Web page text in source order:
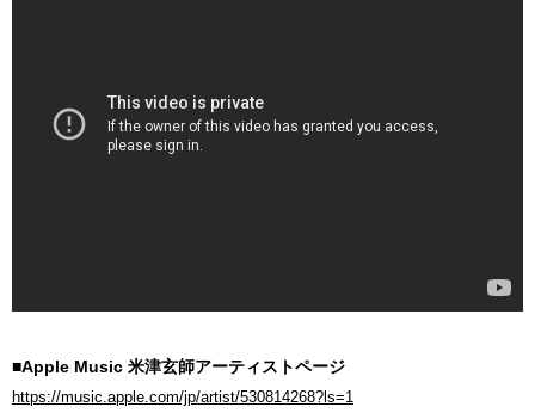
■Apple Music 米津玄師アーティストページ
https://music.apple.com/jp/artist/530814268?ls=1